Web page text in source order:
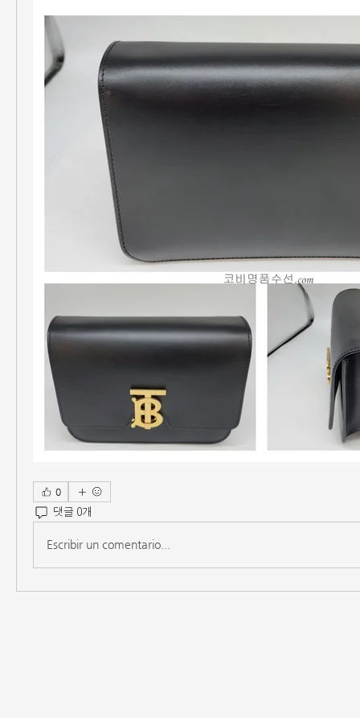
0
댓글 0개
Escribir un comentario...